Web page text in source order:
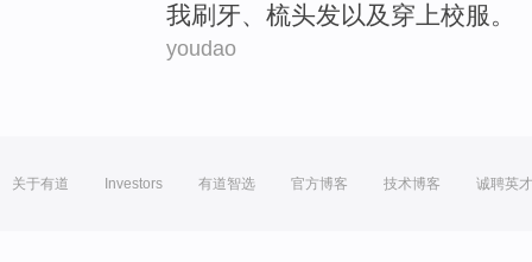
我刷牙、 梳头发以及 穿上校服。
youdao
关于有道 Investors 有道智选 官方博客 技术博客 诚聘英才